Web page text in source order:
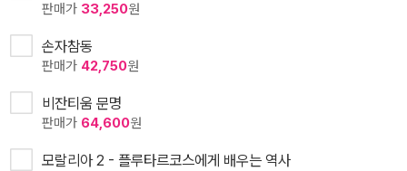
판매가 33,250원
손자참동
판매가 42,750원
비잔티움 문명
판매가 64,600원
모랄리아 2 - 플루타르코스에게 배우는 역사